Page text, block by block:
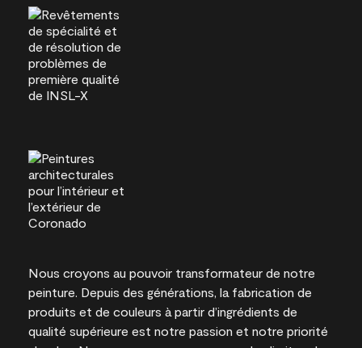
Nous croyons au pouvoir transformateur de notre
peinture. Depuis des générations, la fabrication de
produits et de couleurs à partir d’ingrédients de
qualité supérieure est notre passion et notre priorité